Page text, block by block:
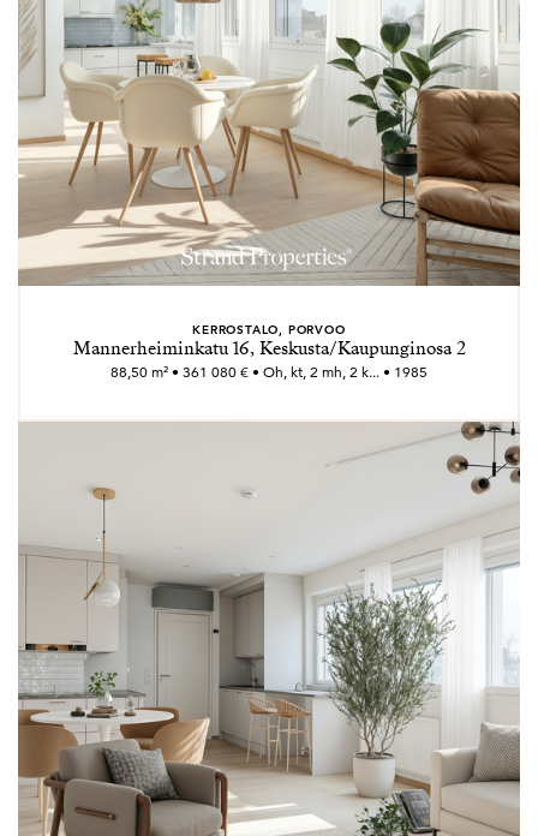
KERROSTALO, PORVOO
Mannerheiminkatu 16, Keskusta/Kaupunginosa 2
88,50 m² • 361 080 € • Oh, kt, 2 mh, 2 k... • 1985